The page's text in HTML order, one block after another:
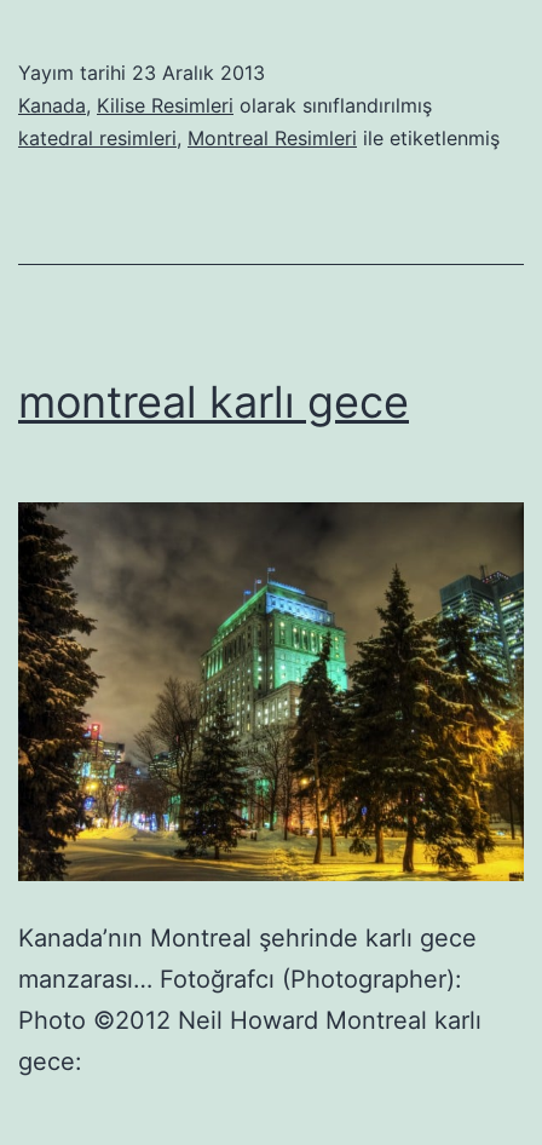
Yayım tarihi 23 Aralık 2013
Kanada, Kilise Resimleri olarak sınıflandırılmış
katedral resimleri, Montreal Resimleri ile etiketlenmiş
montreal karlı gece
Kanada’nın Montreal şehrinde karlı gece
manzarası… Fotoğrafcı (Photographer):
Photo ©2012 Neil Howard Montreal karlı
gece: